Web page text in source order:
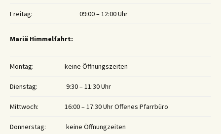
Freitag: 09:00 – 12:00 Uhr
Mariä Himmelfahrt:
Montag: keine Öffnungszeiten
Dienstag: 9:30 – 11:30 Uhr
Mittwoch: 16:00 – 17:30 Uhr Offenes Pfarrbüro
Donnerstag: keine Öffnungzeiten